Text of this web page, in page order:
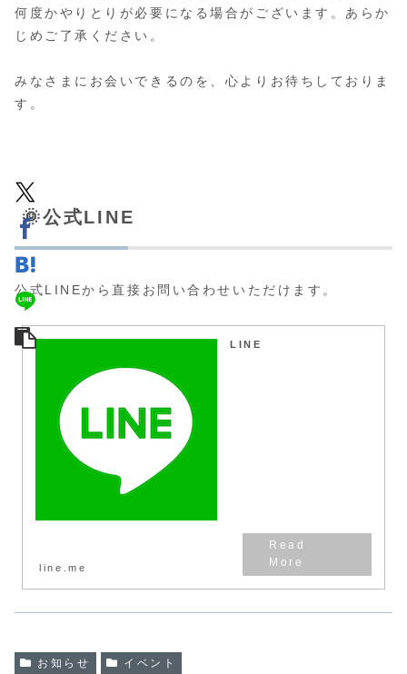
何度かやりとりが必要になる場合がございます。あらか
じめご了承ください。
みなさまにお会いできるのを、心よりお待ちしておりま
す。
🌞公式LINE
公式LINEから直接お問い合わせいただけます。
LINE
line.me
お知らせ イベント